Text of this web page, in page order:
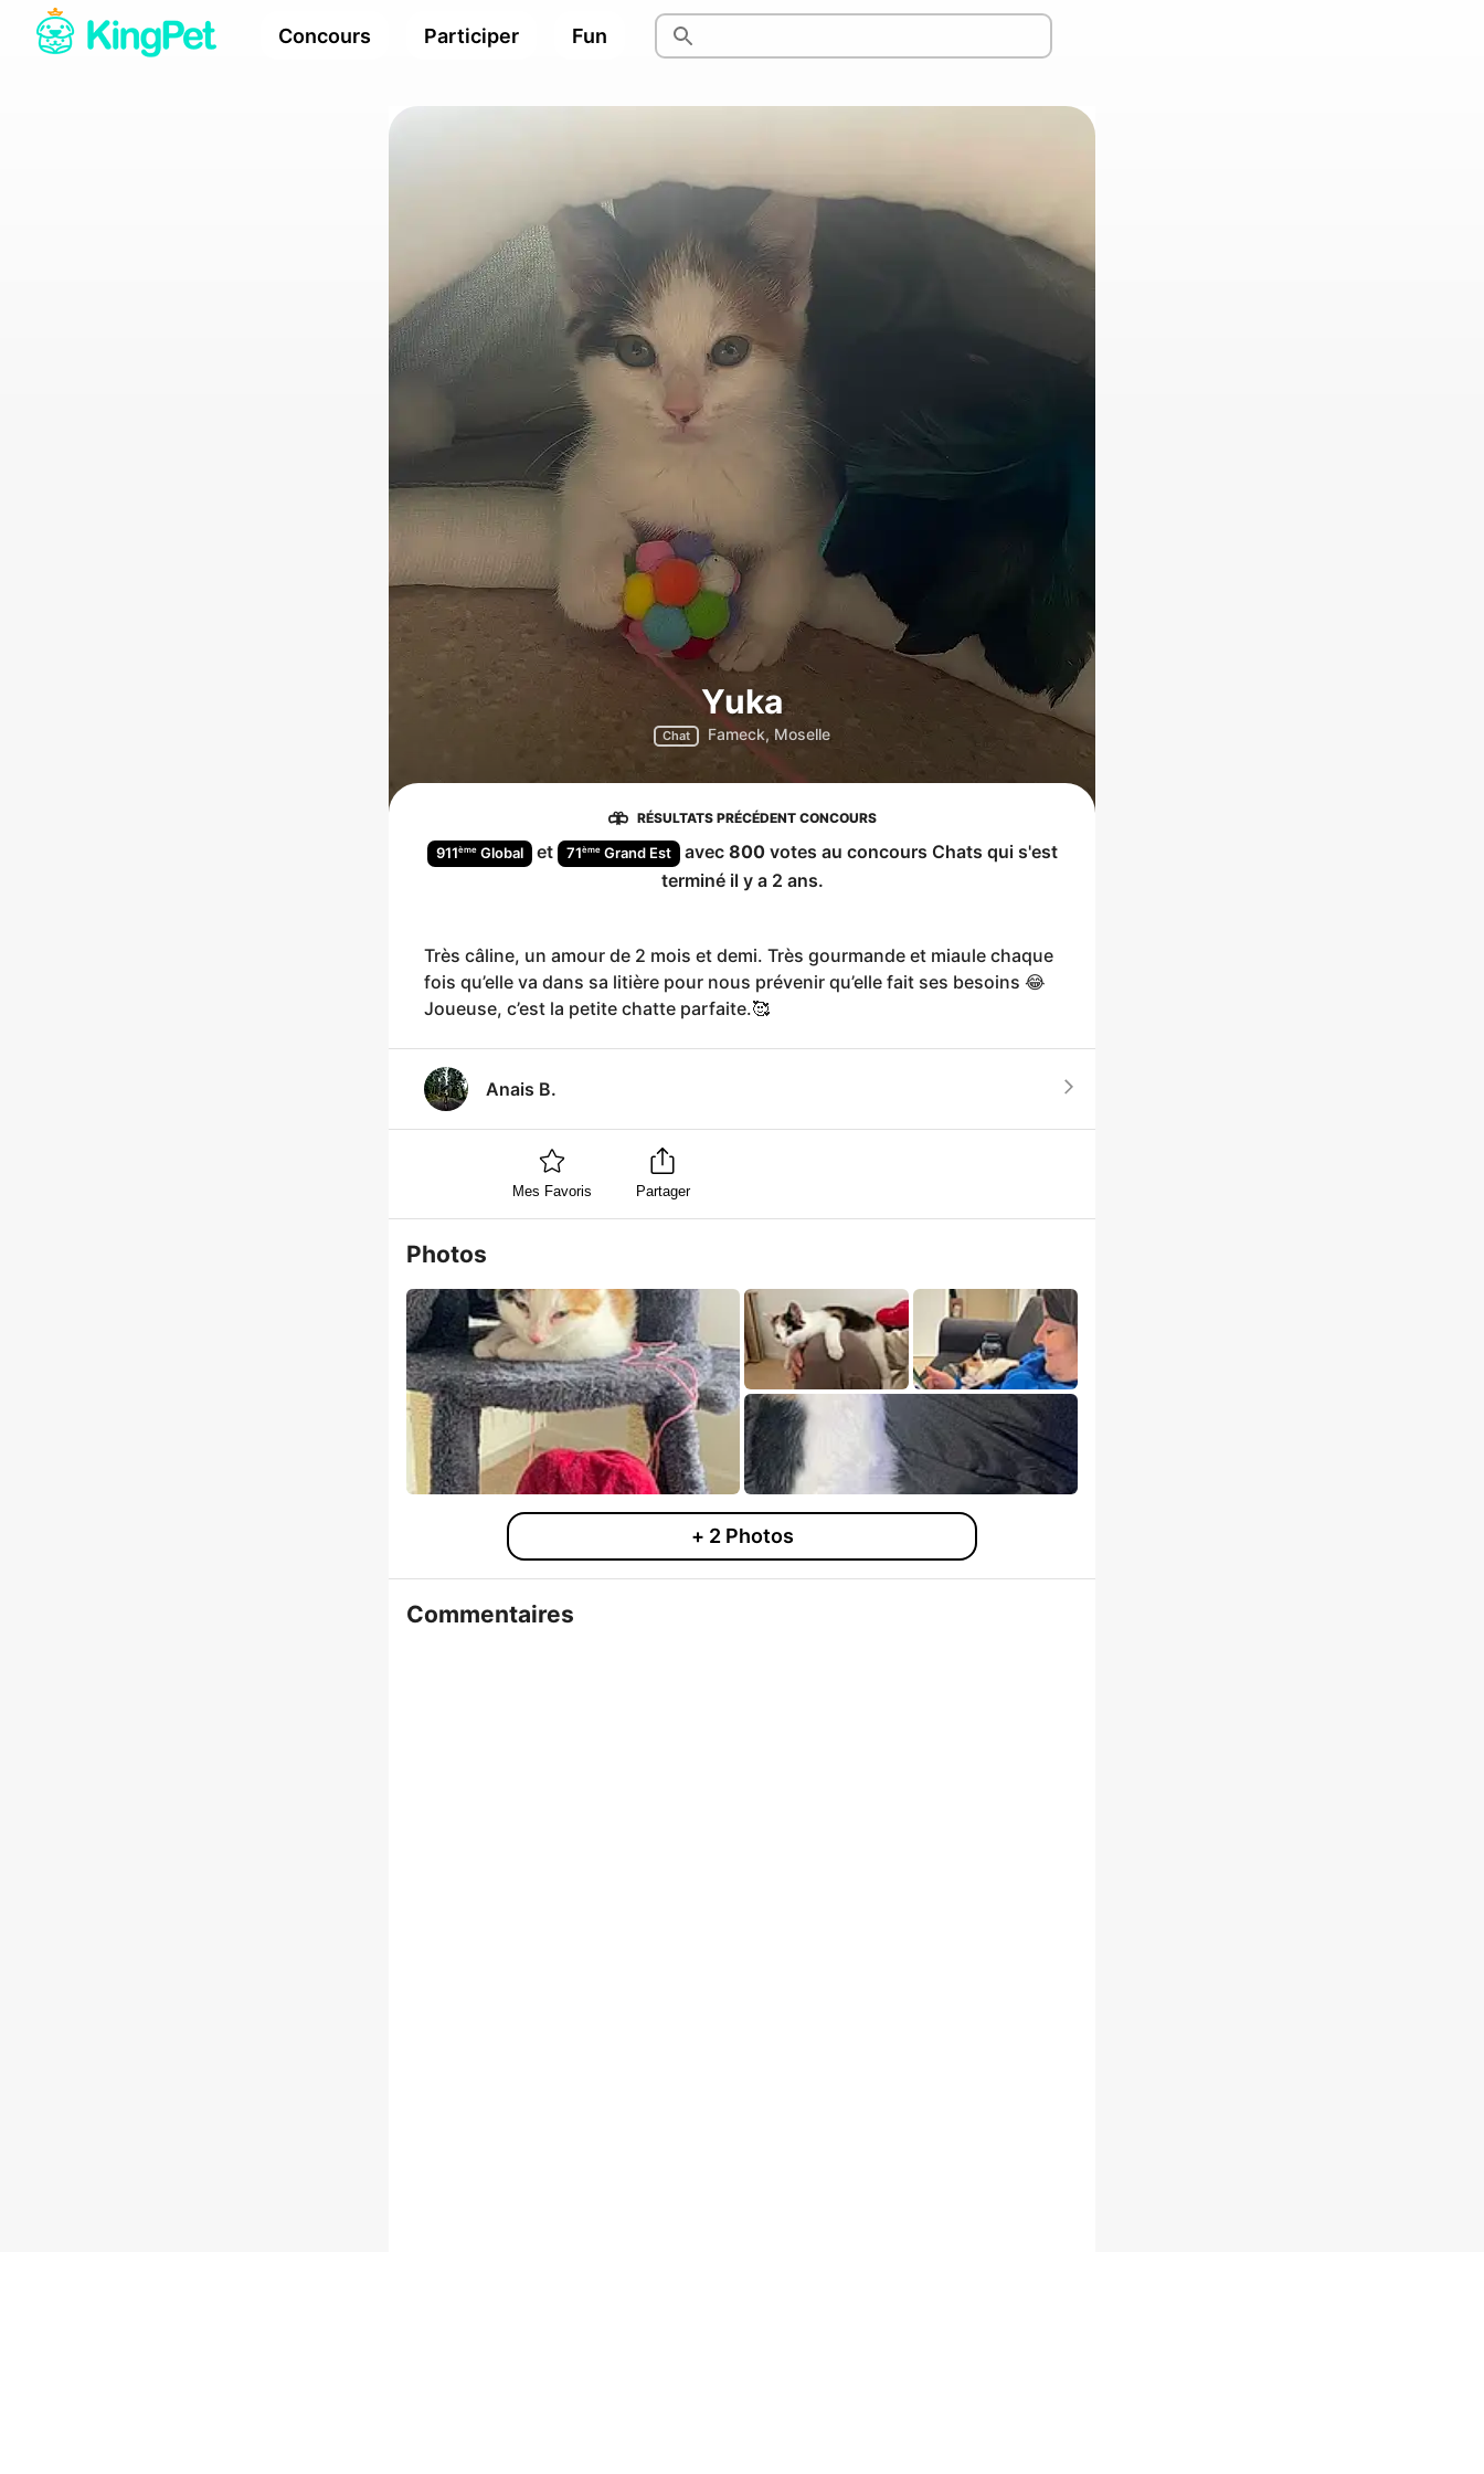
Concours Participer Fun
Yuka
Chat Fameck, Moselle
RÉSULTATS PRÉCÉDENT CONCOURS
911ème Global et 71ème Grand Est avec 800votes au concours Chats qui s'est
terminé il y a 2 ans.
Très câline, un amour de 2 mois et demi. Très gourmande et miaule chaque
fois qu’elle va dans sa litière pour nous prévenir qu’elle fait ses besoins 😂
Joueuse, c’est la petite chatte parfaite.🥰
Anais B.
Mes Favoris Partager
Photos
+ 2 Photos
Commentaires